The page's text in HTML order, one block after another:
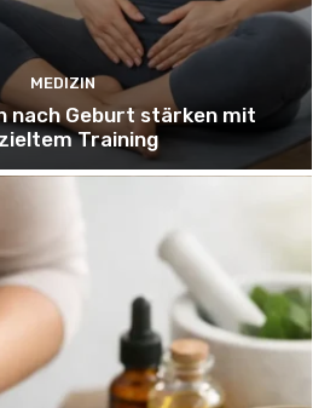
MEDIZIN
nach Geburt stärken mit
Training